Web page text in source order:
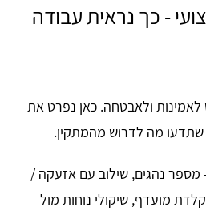
- כך נראית עבודה
לאמינות ולאבטחה. כאן נפרט את
שתדעו מה לדרוש מהמתקין.
מספר נהגים, שילוב עם אזעקה /
מועדף, שיקולי נוחות מול